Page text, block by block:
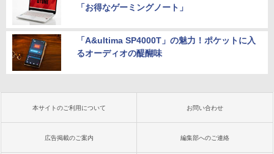
「お得なゲーミングノート」
「A&ultima SP4000T」の魅力！ポケットに入
るオーディオの醍醐味
本サイトのご利用について お問い合わせ
広告掲載のご案内 編集部へのご連絡